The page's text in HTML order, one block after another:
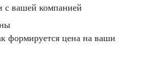
с вашей компанией
формируется цена на ваши